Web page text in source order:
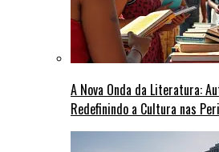
A Nova Onda da Literatura:
Redefinindo a Cultura nas